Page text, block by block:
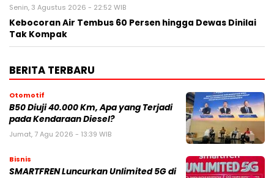
Senin, 3 Agustus 2026 - 22:52 WIB
Kebocoran Air Tembus 60 Persen hingga Dewas Dinilai
Tak Kompak
BERITA TERBARU
Otomotif
B50 Diuji 40.000 Km, Apa yang Terjadi
pada Kendaraan Diesel?
Jumat, 7 Agu 2026 - 13:39 WIB
Bisnis
SMARTFREN Luncurkan Unlimited 5G di